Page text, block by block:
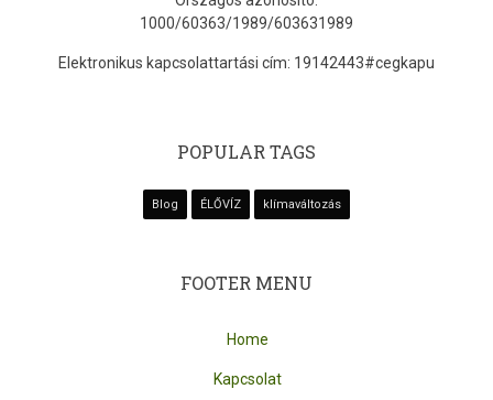
1000/60363/1989/603631989
Elektronikus kapcsolattartási cím: 19142443#cegkapu
POPULAR TAGS
Blog ÉLŐVÍZ klímaváltozás
FOOTER MENU
Home
Kapcsolat